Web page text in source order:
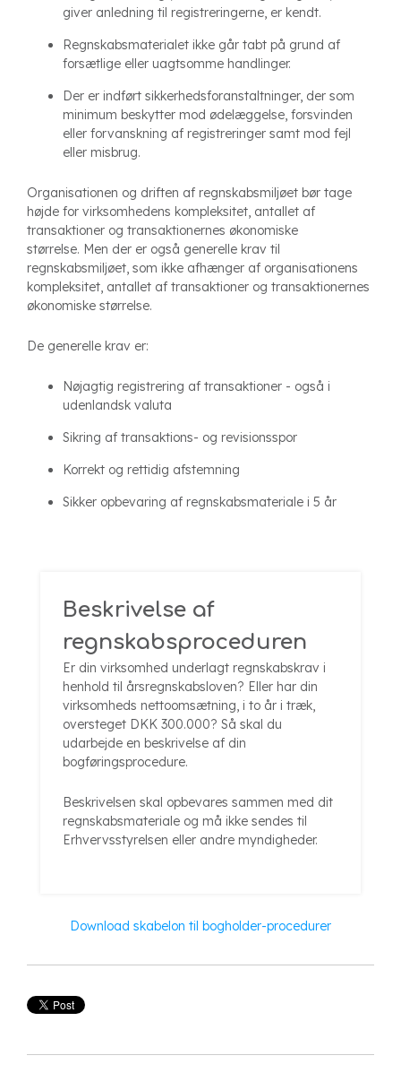
giver anledning til registreringerne, er kendt.
Regnskabsmaterialet ikke går tabt på grund af
forsætlige eller uagtsomme handlinger.
Der er indført sikkerhedsforanstaltninger, der som
minimum beskytter mod ødelæggelse, forsvinden
eller forvanskning af registreringer samt mod fejl
eller misbrug.
Organisationen og driften af regnskabsmiljøet bør tage
højde for virksomhedens kompleksitet, antallet af
transaktioner og transaktionernes økonomiske
størrelse. Men der er også generelle krav til
regnskabsmiljøet, som ikke afhænger af organisationens
kompleksitet, antallet af transaktioner og transaktionernes
økonomiske størrelse.
De generelle krav er:
Nøjagtig registrering af transaktioner - også i
udenlandsk valuta
Sikring af transaktions- og revisionsspor
Korrekt og rettidig afstemning
Sikker opbevaring af regnskabsmateriale i 5 år
Beskrivelse af
regnskabsproceduren
Er din virksomhed underlagt regnskabskrav i
henhold til årsregnskabsloven? Eller har din
virksomheds nettoomsætning, i to år i træk,
oversteget DKK 300.000? Så skal du
udarbejde en beskrivelse af din
bogføringsprocedure.
Beskrivelsen skal opbevares sammen med dit
regnskabsmateriale og må ikke sendes til
Erhvervsstyrelsen eller andre myndigheder.
Download skabelon til bogholder-procedurer